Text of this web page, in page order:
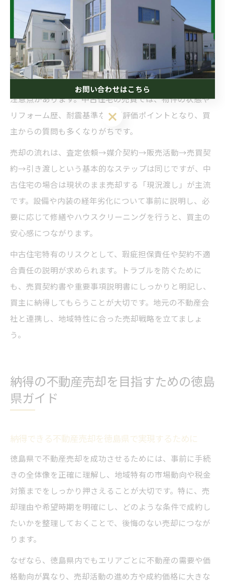
示や税金対策のアドバイスも受けられるか確認し、自分
の希望に合った会社を選ぶことが成功の秘訣です。
中古住宅を含む徳島 不動産 売買の流れと特徴
徳島県で中古住宅を売却する場合、新築と異なる特徴や
注意点があります。中古住宅の売買では、物件の状態や
リフォーム歴、耐震基準などが評価ポイントとなり、買
主からの質問も多くなりがちです。
売却の流れは、査定依頼→媒介契約→販売活動→売買契
約→引き渡しという基本的なステップは同じですが、中
古住宅の場合は現状のまま売却する「現況渡し」が主流
です。設備や内装の経年劣化について事前に説明し、必
要に応じて修繕やハウスクリーニングを行うと、買主の
安心感につながります。
中古住宅特有のリスクとして、瑕疵担保責任や契約不適
合責任の説明が求められます。トラブルを防ぐために
も、売買契約書や重要事項説明書にしっかりと明記し、
買主に納得してもらうことが大切です。地元の不動産会
社と連携し、地域特性に合った売却戦略を立てましょ
う。
納得の不動産売却を目指すための徳島
県ガイド
納得できる不動産売却を徳島県で実現するために
徳島県で不動産売却を成功させるためには、事前に手続
きの全体像を正確に理解し、地域特有の市場動向や税金
対策までをしっかり押さえることが大切です。特に、売
却理由や希望時期を明確にし、どのような条件で成約し
たいかを整理しておくことで、後悔のない売却につなが
ります。
なぜなら、徳島県内でもエリアごとに不動産の需要や価
格動向が異なり、売却活動の進め方や成約価格に大きな
お問い合わせはこちら